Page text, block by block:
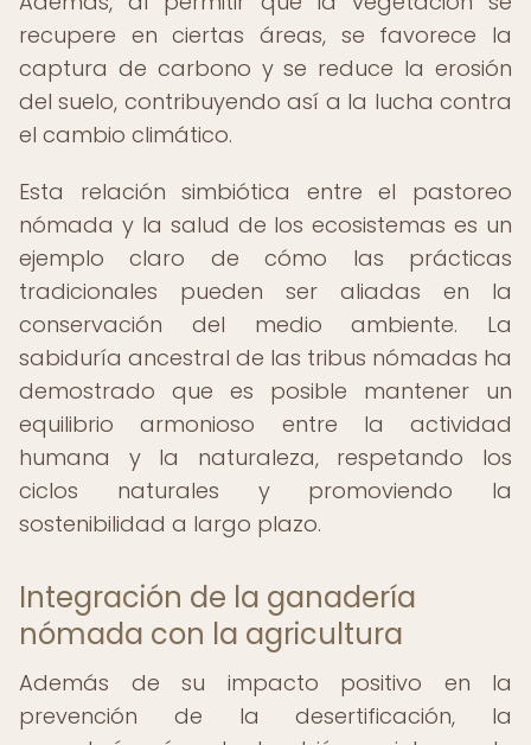
recupere en ciertas áreas, se favorece la
captura de carbono y se reduce la erosión
del suelo, contribuyendo así a la lucha contra
el cambio climático.
Esta relación simbiótica entre el pastoreo
nómada y la salud de los ecosistemas es un
ejemplo claro de cómo las prácticas
tradicionales pueden ser aliadas en la
conservación del medio ambiente. La
sabiduría ancestral de las tribus nómadas ha
demostrado que es posible mantener un
equilibrio armonioso entre la actividad
humana y la naturaleza, respetando los
ciclos naturales y promoviendo la
sostenibilidad a largo plazo.
Integración de la ganadería
nómada con la agricultura
Además de su impacto positivo en la
prevención de la desertificación, la